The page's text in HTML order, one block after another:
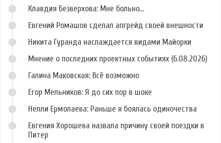
Клавдия Безверхова: Мне больно...
Евгений Ромашов сделал апгрейд своей внешности
Никита Гуранда наслаждается видами Майорки
Мнение о последних проектных событиях (6.08.2026)
Галина Маковская: Всё возможно
Егор Мельников: Я до сих пор в шоке
Нелли Ермолаева: Раньше я боялась одиночества
Евгения Хорошева назвала причину своей поездки в
Питер